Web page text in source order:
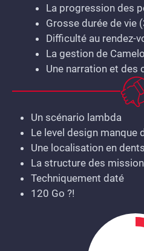
La progression des
Grosse durée de vie
Difficulté au rendez-
La gestion de
Une narration et des
Un scénario lambda
Le level design manque
Une localisation en
La structure des
Techniquement daté
120 Go ?!